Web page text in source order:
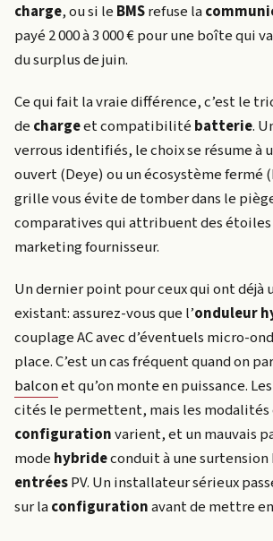
charge, ou si le BMSrefuse la
payé 2 000 à 3 000 € pour une boîte qui
du surplus de juin.
Ce qui fait la vraie différence, c’est le
de chargeet compatibilité batterie.
verrous identifiés, le choix se résume à
ouvert (Deye) ou un écosystème fermé
grille vous évite de tomber dans le
comparatives qui attribuent des étoiles
marketing fournisseur.
Un dernier point pour ceux qui ont déjà
existant: assurez-vous que l’onduleur
couplage AC avec d’éventuels micro-
place. C’est un cas fréquent quand on
balconet qu’on monte en puissance.
cités le permettent, mais les modalités
configurationvarient, et un mauvais
mode hybrideconduit à une surtension
entréesPV. Un installateur sérieux
sur laconfigurationavant de mettre